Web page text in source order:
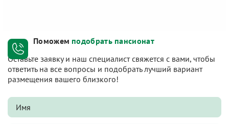
Поможем подобрать пансионат
Оставьте заявку и наш специалист свяжется с вами, чтобы
ответить на все вопросы и подобрать лучший вариант
размещения вашего близкого!